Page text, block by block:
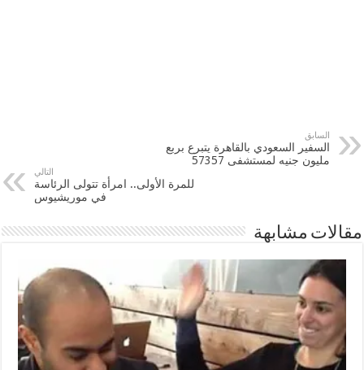
السابق
السفير السعودي بالقاهرة يتبرع بربع
مليون جنيه لمستشفى 57357
التالي
للمرة الأولى.. امرأة تتولى الرئاسة
في موريشيوس‎
مقالات مشابهة